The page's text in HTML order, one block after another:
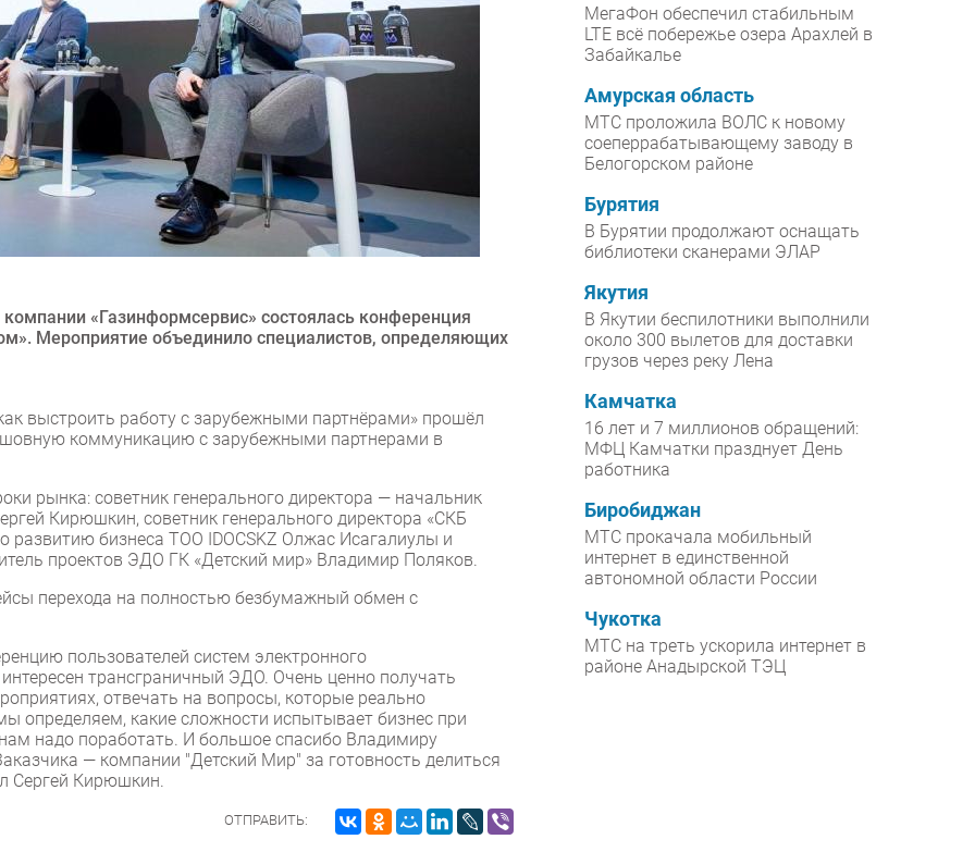
«Газинформсервис» состоялась конференция
Мероприятие объединило специалистов, определяющих
выстроить работу с зарубежными партнёрами» прошёл
коммуникацию с зарубежными партнерами в
рынка: советник генерального директора — начальник
Кирюшкин, советник генерального директора «СКБ
развитию бизнеса ТОО IDOCSKZ Олжас Исагалиулы и
проектов ЭДО ГК «Детский мир» Владимир Поляков.
перехода на полностью безбумажный обмен с
пользователей систем электронного
трансграничный ЭДО. Очень ценно получать
отвечать на вопросы, которые реально
определяем, какие сложности испытывает бизнес при
надо поработать. И большое спасибо Владимиру
— компании "Детский Мир" за готовность делиться
Сергей Кирюшкин.
ОТПРАВИТЬ:
МегаФон обеспечил стабильным
LTE всё побережье озера Арахлей в
Забайкалье
Амурская область
МТС проложила ВОЛС к новому
соеперрабатывающему заводу в
Белогорском районе
Бурятия
В Бурятии продолжают оснащать
библиотеки сканерами ЭЛАР
Якутия
В Якутии беспилотники выполнили
около 300 вылетов для доставки
грузов через реку Лена
Камчатка
16 лет и 7 миллионов обращений:
МФЦ Камчатки празднует День
работника
Биробиджан
МТС прокачала мобильный
интернет в единственной
автономной области России
Чукотка
МТС на треть ускорила интернет в
районе Анадырской ТЭЦ